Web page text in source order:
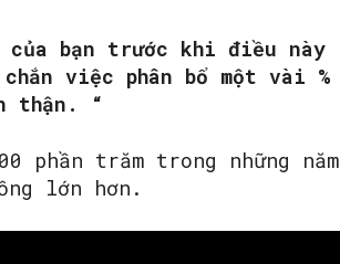
của bạn trước khi điều này
việc phân bổ một vài %
thận. “
phần trăm trong những năm
lớn hơn.